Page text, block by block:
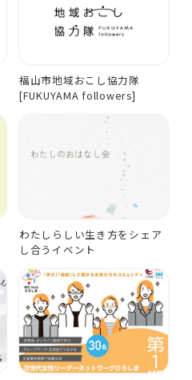
福山市地域おこし協力隊
[FUKUYAMA followers]
わたしらしい生き方をシェア
し合うイベント